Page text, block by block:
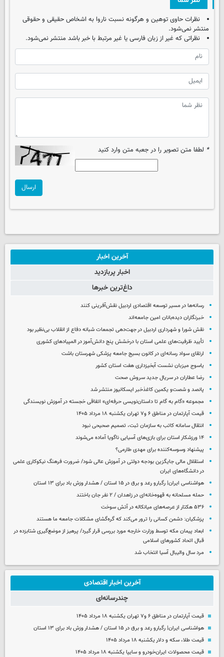
نظرات حاوی توهین و هرگونه نسبت ناروا به اشخاص حقیقی و حقوقی
منتشر نمی‌شود.
نظراتی که غیر از زبان فارسی یا غیر مرتبط با خبر باشد منتشر نمی‌شود.
* لطفا متن تصویر را در جعبه متن وارد کنید
ارسال
آخرین اخبار
اخبار پربازدید
داغ‌ترین خبرها
رسانه‌ها در مسیر توسعه اقتصادی اردبیل نقش‌آفرینی کنند
خبرنگاران دیده‌بانان امین جامعه‌اند
نقش شورا و شهرداری اردبیل در جهت‌دهی تجمعات شبانه دفاع از انقلاب بی‌نظیر بود
تأیید ظرفیت‌های علمی استان با درخشش پنج دانش‌آموز در المپیادهای کشوری
ارتقای سواد رسانه‌ای در کانون بسیج جامعه پزشکی شهرستان باشت
یاسوج میزبان نشست آبخیزداری هفت استان کشور
رضا عطاران در سریال جدید سروش صحت
پانصد و شصت‌و یکمین کاغذخبر ایسکانیوز منتشر شد
مجموعه «گام به گام تا داستان‌نویسی حرفه‌ای» اتفاقی خجسته در آموزش نویسندگی
قیمت آپارتمان در مناطق ۶ و۷ تهران یکشنبه ۱۸ مرداد ۱۴۰۵
انتقال سامانه کاتب به سازمان ثبت، تصمیم صحیحی نبود
۱۴ ورزشکار استان برای بازی‌های آسیایی ناگویا آماده می‌شوند
پیشنهاد وسوسه‌کننده برای مهدی طارمی؟
استقلال مالی جایگزین بودجه دولتی در آموزش عالی شود/ ضرورت فرهنگ نیکوکاری علمی
در دانشگاه‌های ایران
هواشناسی ایران| رگبارو رعد و برق در ۱۵ استان / هشدار وزش باد برای ۱۳ استان‌
حمله مسلحانه به قهوه‌خانه‌ای در زاهدان / ۲ نفر جان باختند
۵۳۶ هکتار از عرصه‌های میانکاله در آتش سوخت
پزشکیان: دشمن کسانی را ترور می‌کند که گره‌گشای مشکلات جامعه ما هستند
ابعاد پیمان مکه توسط وزارت خارجه مورد بررسی قرار گیرد/ پرهیز از موضع‌گیری شتابزده در
قبال اتحاد کشورهای اسلامی
مرد سال والیبال آسیا انتخاب شد
آخرین اخبار اقتصادی
چندرسانه‌ای
قیمت آپارتمان در مناطق ۶ و۷ تهران یکشنبه ۱۸ مرداد ۱۴۰۵
هواشناسی ایران| رگبارو رعد و برق در ۱۵ استان / هشدار وزش باد برای ۱۳ استان‌
قیمت طلا، سکه و دلار یکشنبه ۱۸ مرداد ۱۴۰۵
قیمت محصولات ایران‌خودرو و سایپا یکشنبه ۱۸ مرداد ۱۴۰۵